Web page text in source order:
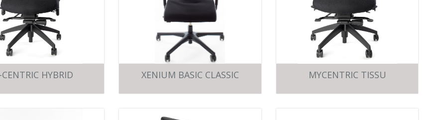
HYBRID XENIUM BASIC CLASSIC MYCENTRIC TISSU